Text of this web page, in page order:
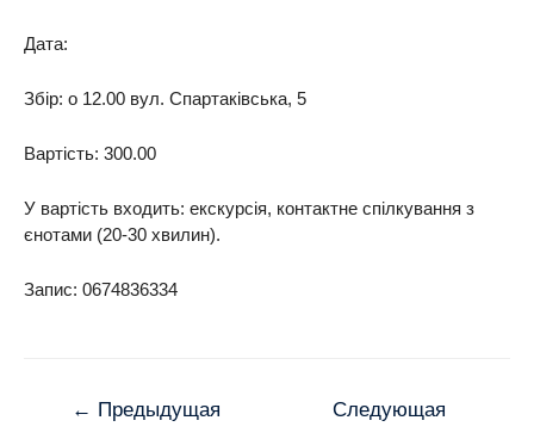
Дата:
Збір: о 12.00 вул. Спартаківська, 5
Вартість: 300.00
У вартість входить: екскурсія, контактне спілкування з
єнотами (20-30 хвилин).
Запис: 0674836334
← Предыдущая
Следующая